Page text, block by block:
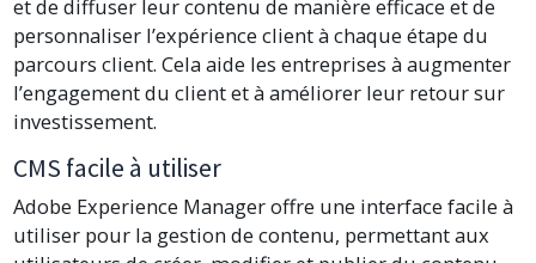
et de diffuser leur contenu de manière efficace et de
personnaliser l’expérience client à chaque étape du
parcours client. Cela aide les entreprises à augmenter
l’engagement du client et à améliorer leur retour sur
investissement.
CMS facile à utiliser
Adobe Experience Manager offre une interface facile à
utiliser pour la gestion de contenu, permettant aux